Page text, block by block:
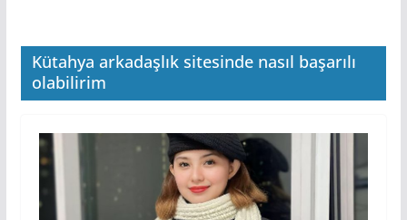
Kütahya arkadaşlık sitesinde nasıl başarılı
olabilirim